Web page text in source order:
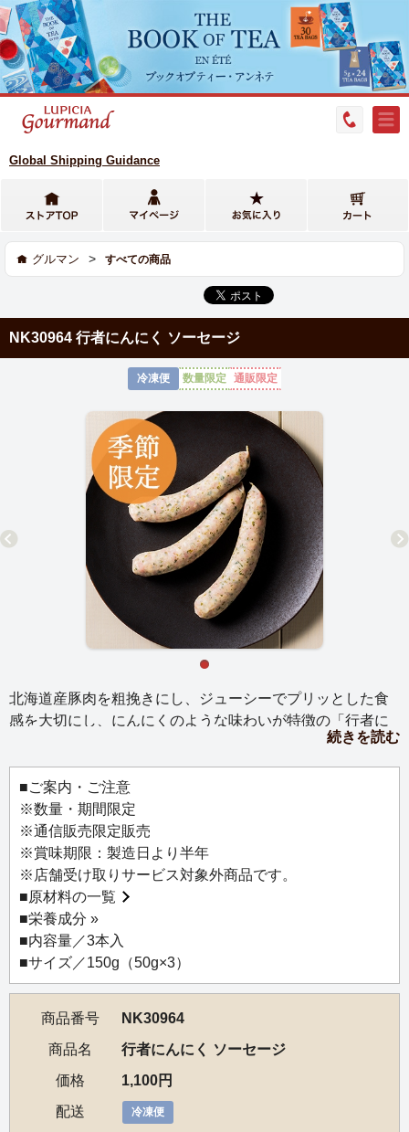
Global Shipping Guidance
グルマン > すべての商品
NK30964 行者にんにく ソーセージ
冷凍便 数量限定 通販限定
北海道産豚肉を粗挽きにし、ジューシーでプリッとした食
感を大切にし、にんにくのような味わいが特徴の「行者に
んにく」を練り込んだ季節のソーセージです。豚肉の旨み
と行者にんにくの風味が、心地よい食感と共に弾けます。
行者にんにくの風味を生かした味わいは、ビールのお供に
も最適です。
【お召し上がり方】
冷蔵庫で12時間を目安に解凍し、フライパンなどで軽く焼
き目をつけるか、沸騰したお湯で3分程度ゆでてください。
または、冷凍のまま沸騰したお湯で5分程度ゆでてくださ
い。
※解凍後はお早めにお召し上がりください。
※外装袋のままの湯煎はご遠慮ください。
続きを読む
■ご案内・ご注意
※数量・期間限定
※通信販売限定販売
※賞味期限：製造日より半年
※店舗受け取りサービス対象外商品です。
■原材料の一覧
■栄養成分 »
■内容量／3本入
■サイズ／150g（50g×3）
商品番号
NK30964
商品名
行者にんにく ソーセージ
価格
1,100円
配送
冷凍便